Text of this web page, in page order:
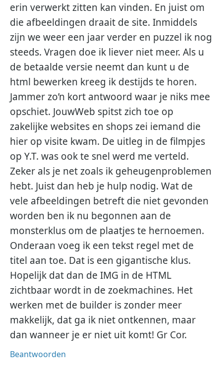
erin verwerkt zitten kan vinden. En juist om
die afbeeldingen draait de site. Inmiddels
zijn we weer een jaar verder en puzzel ik nog
steeds. Vragen doe ik liever niet meer. Als u
de betaalde versie neemt dan kunt u de
html bewerken kreeg ik destijds te horen.
Jammer zo’n kort antwoord waar je niks mee
opschiet. JouwWeb spitst zich toe op
zakelijke websites en shops zei iemand die
hier op visite kwam. De uitleg in de filmpjes
op Y.T. was ook te snel werd me verteld.
Zeker als je net zoals ik geheugenproblemen
hebt. Juist dan heb je hulp nodig. Wat de
vele afbeeldingen betreft die niet gevonden
worden ben ik nu begonnen aan de
monsterklus om de plaatjes te hernoemen.
Onderaan voeg ik een tekst regel met de
titel aan toe. Dat is een gigantische klus.
Hopelijk dat dan de IMG in de HTML
zichtbaar wordt in de zoekmachines. Het
werken met de builder is zonder meer
makkelijk, dat ga ik niet ontkennen, maar
dan wanneer je er niet uit komt! Gr Cor.
Beantwoorden